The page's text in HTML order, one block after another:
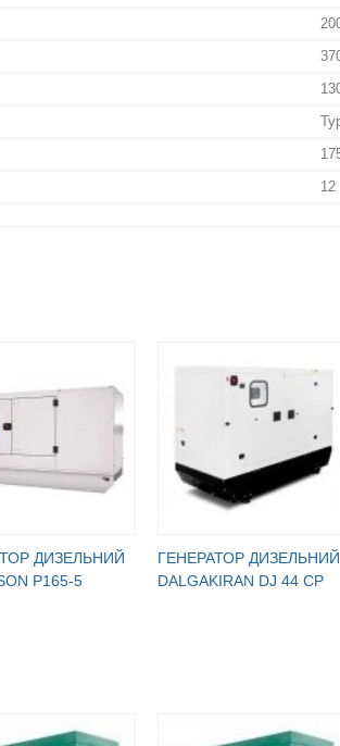
12
ДИЗЕЛЬНИЙ
P165-5
ГЕНЕРАТОР ДИЗЕЛЬНИЙ
DALGAKIRAN DJ 44 CP